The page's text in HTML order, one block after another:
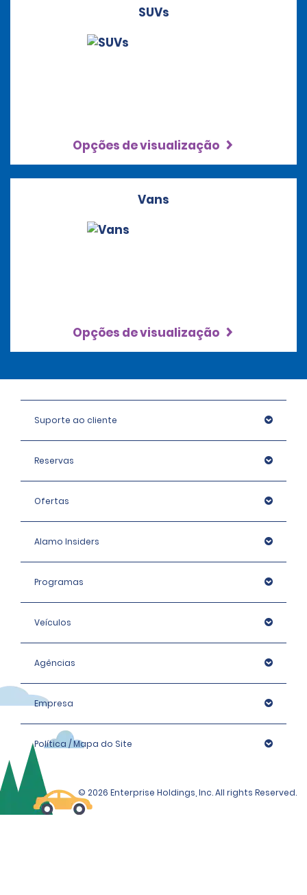
SUVs
Opções de visualização
Vans
Opções de visualização
Suporte ao cliente
Reservas
Ofertas
Alamo Insiders
Programas
Veículos
Agências
Empresa
Política / Mapa do Site
© 2026 Enterprise Holdings, Inc. All rights Reserved.